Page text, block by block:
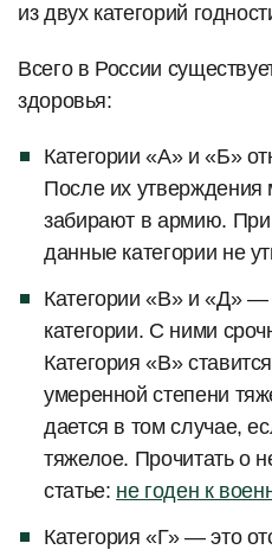
из двух категорий
Всего в России
здоровья:
Категории «А» и «Б»
После их утверждения
забирают в армию. При
данные категории не
Категории «В» и «Д»
категории. С ними
Категория «В»
умеренной степени
дается в том случае,
тяжелое. Прочитать о
статье: не годен к
Категория «Г» — это